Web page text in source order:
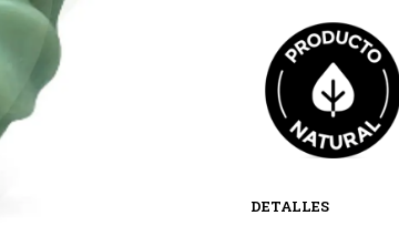
DETALLES